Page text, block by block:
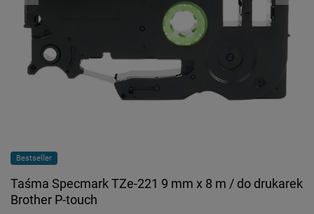
Bestseller
Taśma Specmark TZe-221 9 mm x 8 m / do drukarek
Brother P-touch